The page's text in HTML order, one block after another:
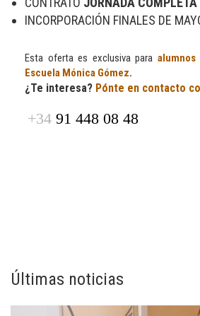
INCORPORACIÓN FINALES DE
Esta oferta es exclusiva para
Escuela Mónica Gómez.
¿Te interesa? Pónte en contacto
+34 91 448 08 48
Últimas noticias